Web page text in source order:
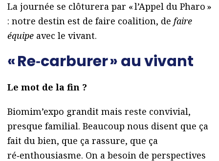
La journée se clôturera par « l’Appel du Pharo »
: notre destin est de faire coalition, de faire
équipe avec le vivant.
« Re‑carburer » au vivant
Le mot de la fin ?
Biomim’expo grandit mais reste convivial,
presque familial. Beaucoup nous disent que ça
fait du bien, que ça rassure, que ça
ré‑enthousiasme. On a besoin de perspectives